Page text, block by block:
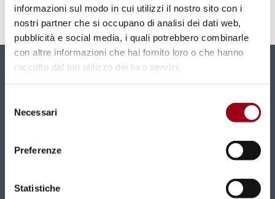
informazioni sul modo in cui utilizzi il nostro sito con i
nostri partner che si occupano di analisi dei dati web,
pubblicità e social media, i quali potrebbero combinarle
con altre informazioni che hai fornito loro o che hanno
raccolto dal tuo utilizzo dei loro servizi.
delNecessari
Preferenze
Statistiche
25.02.2025
Nuovi contenuti e news mensili direttamente nella